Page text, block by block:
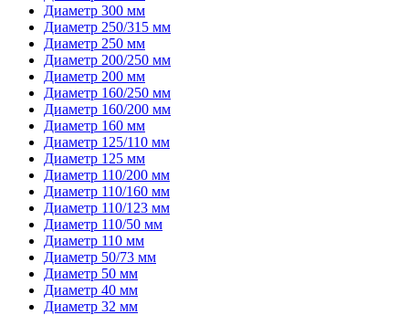
Диаметр 300 мм
Диаметр 250/315 мм
Диаметр 250 мм
Диаметр 200/250 мм
Диаметр 200 мм
Диаметр 160/250 мм
Диаметр 160/200 мм
Диаметр 160 мм
Диаметр 125/110 мм
Диаметр 125 мм
Диаметр 110/200 мм
Диаметр 110/160 мм
Диаметр 110/123 мм
Диаметр 110/50 мм
Диаметр 110 мм
Диаметр 50/73 мм
Диаметр 50 мм
Диаметр 40 мм
Диаметр 32 мм